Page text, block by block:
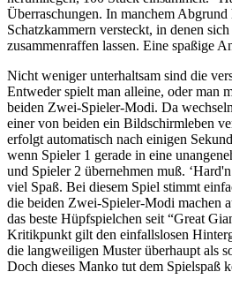
Überraschungen. In manchem Abgrund
Schatzkammern versteckt, in denen
zusammenraffen lassen. Eine spaßige
Nicht weniger unterhaltsam sind die
Entweder spielt man alleine, oder man
beiden Zwei-Spieler-Modi. Da
einer von beiden ein Bildschirmleben
erfolgt automatisch nach einigen
wenn Spieler 1 gerade in eine
und Spieler 2 übernehmen muß.
viel Spaß. Bei diesem Spiel stimmt
die beiden Zwei-Spieler-Modi machen
das beste Hüpfspielchen seit “Great
Kritikpunkt gilt den einfallslosen
die langweiligen Muster überhaupt als
Doch dieses Manko tut dem Spielspaß